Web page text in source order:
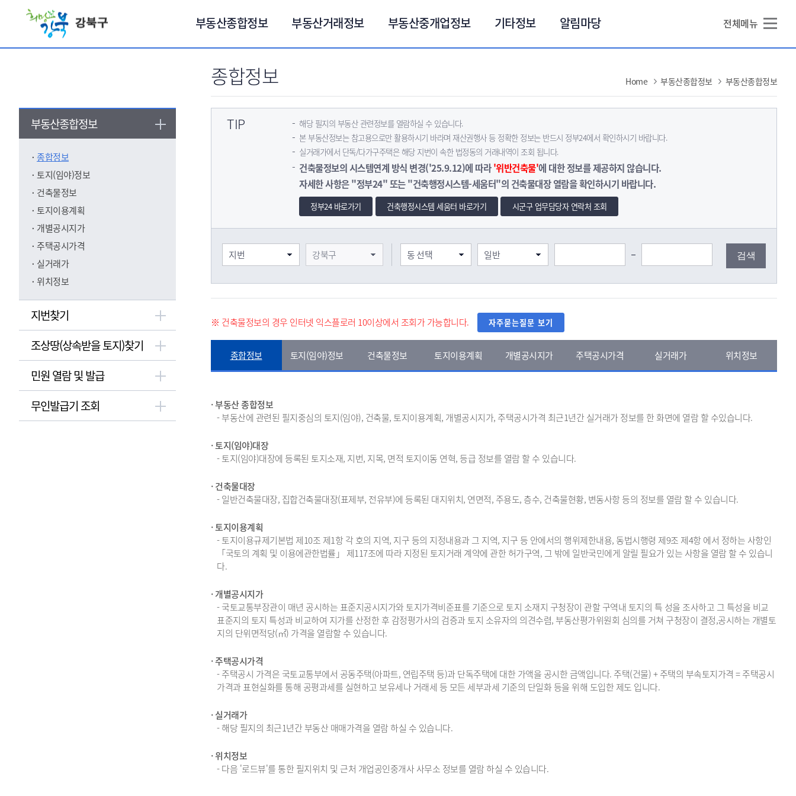
부동산종합정보 부동산거래정보 부동산중개업정보 기타정보 알림마당 전체메뉴
부동산종합정보
종합정보
토지(임야)정보
건축물정보
토지이용계획
개별공시지가
주택공시가격
실거래가
위치정보
지번찾기
조상땅(상속받을 토지)찾기
민원 열람 및 발급
무인발급기 조회
종합정보 Home 부동산종합정보 부동산종합정보
TIP
해당 필지의 부동산 관련정보를 열람하실 수 있습니다.
본 부동산정보는 참고용으로만 활용하시기 바라며 재산권행사 등 정확한 정보는 반드시 정부24에서 확인하시기 바랍니다.
실거래가에서 단독/다가구주택은 해당 지번이 속한 법정동의 거래내역이 조회 됩니다.
건축물정보의 시스템연계 방식 변경('25.9.12)에 따라'위반건축물'에 대한 정보를 제공하지 않습니다.
자세한 사항은 "정부24" 또는 "건축행정시스템-세움터"의 건축물대장 열람을 확인하시기 바랍니다.
정부24 바로가기 건축행정시스템 세움터 바로가기 시군구 업무담당자 연락처 조회
※ 건축물정보의 경우 인터넷 익스플로러 10이상에서 조회가 가능합니다. 자주묻는질문 보기
종합정보 토지(임야)정보 건축물정보 토지이용계획 개별공시지가 주택공시가격 실거래가 위치정보
· 부동산 종합정보
- 부동산에 관련된 필지중심의 토지(임야), 건축물, 토지이용계획, 개별공시지가, 주택공시가격 최근1년간 실거래가 정보를 한 화면에 열람 할 수있습니다.
· 토지(임야)대장
- 토지(임야)대장에 등록된 토지소재, 지번, 지목, 면적 토지이동 연혁, 등급 정보를 열람 할 수 있습니다.
· 건축물대장
- 일반건축물대장, 집합건축물대장(표제부, 전유부)에 등록된 대지위치, 연면적, 주용도, 층수, 건축물현황, 변동사항 등의 정보를 열람 할 수 있습니다.
· 토지이용계획
- 토지이용규제기본법 제10조 제1항 각 호의 지역, 지구 등의 지정내용과 그 지역, 지구 등 안에서의 행위제한내용, 동법시행령 제9조 제4항 에서 정하는 사항인
「국토의 계획 및 이용에관한법률」 제117조에 따라 지정된 토지거래 계약에 관한 허가구역, 그 밖에 일반국민에게 알릴 필요가 있는 사항을 열람 할 수 있습니
다.
· 개별공시지가
- 국토교통부장관이 매년 공시하는 표준지공시지가와 토지가격비준표를 기준으로 토지 소재지 구청장이 관할 구역내 토지의 특 성을 조사하고 그 특성을 비교
표준지의 토지 특성과 비교하여 지가를 산정한 후 감정평가사의 검증과 토지 소유자의 의견수렴, 부동산평가위원회 심의를 거쳐 구청장이 결정,공시하는 개별토
지의 단위면적당(㎡) 가격을 열람할 수 있습니다.
· 주택공시가격
- 주택공시 가격은 국토교통부에서 공동주택(아파트, 연립주택 등)과 단독주택에 대한 가액을 공시한 금액입니다. 주택(건물) + 주택의 부속토지가격 = 주택공시
가격과 표현실화를 통해 공평과세를 실현하고 보유세나 거래세 등 모든 세부과세 기준의 단일화 등을 위해 도입한 제도 입니다.
· 실거래가
- 해당 필지의 최근1년간 부동산 매매가격을 열람 하실 수 있습니다.
· 위치정보
- 다음 '로드뷰'를 통한 필지위치 및 근처 개업공인중개사 사무소 정보를 열람 하실 수 있습니다.